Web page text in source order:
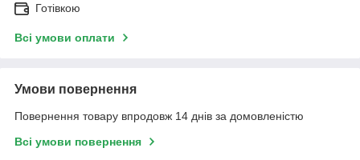
Готівкою
Всі умови оплати
Умови повернення
Повернення товару впродовж 14 днів за домовленістю
Всі умови повернення